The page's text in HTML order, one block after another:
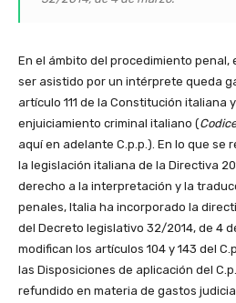
En el ámbito del procedimiento penal,
ser asistido por un intérprete queda
artículo 111 de la Constitución italiana
enjuiciamiento criminal italiano (
aquí en adelante C.p.p.). En lo que se
la legislación italiana de la Directiva
derecho a la interpretación y la
penales, Italia ha incorporado la
del Decreto legislativo 32/2014, de 4
modifican los artículos 104 y 143 del
las Disposiciones de aplicación del
refundido en materia de gastos